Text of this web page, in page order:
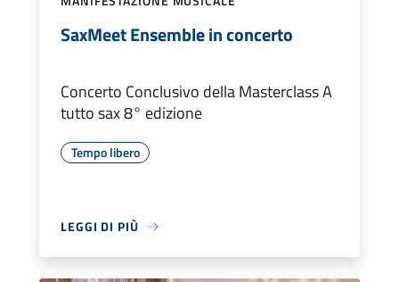
SaxMeet Ensemble in concerto
Concerto Conclusivo della Masterclass A
tutto sax 8° edizione
Tempo libero
LEGGI DI PIÙ